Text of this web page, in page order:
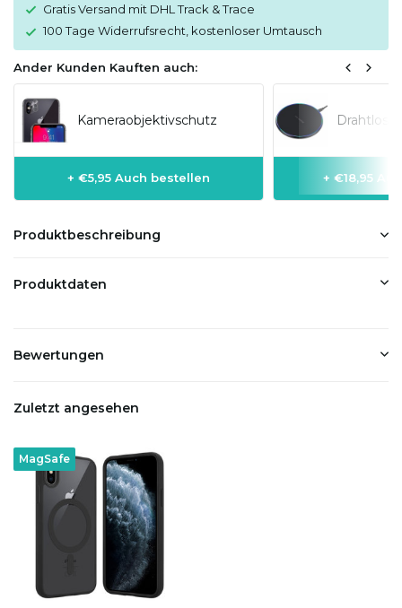
Gratis Versand mit DHL Track & Trace
100 Tage Widerrufsrecht, kostenloser Umtausch
Ander Kunden Kauften auch:
Kameraobjektivschutz
+ €5,95 Auch bestellen + €18,95
Produktbeschreibung
Produktdaten
Bewertungen
Zuletzt angesehen
MagSafe